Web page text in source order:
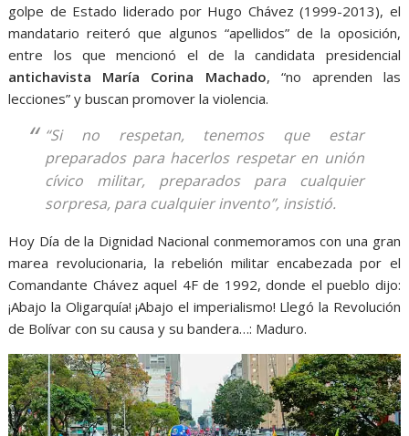
golpe de Estado liderado por Hugo Chávez (1999-2013), el
mandatario reiteró que algunos “apellidos” de la oposición,
entre los que mencionó el de la candidata presidencial
antichavista María Corina Machado, “no aprenden las
lecciones” y buscan promover la violencia.
“Si no respetan, tenemos que estar
preparados para hacerlos respetar en unión
cívico militar, preparados para cualquier
sorpresa, para cualquier invento”, insistió.
Hoy Día de la Dignidad Nacional conmemoramos con una gran
marea revolucionaria, la rebelión militar encabezada por el
Comandante Chávez aquel 4F de 1992, donde el pueblo dijo:
¡Abajo la Oligarquía! ¡Abajo el imperialismo! Llegó la Revolución
de Bolívar con su causa y su bandera…: Maduro.